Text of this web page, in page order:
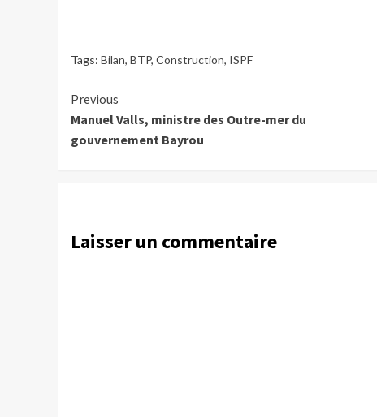
Tags: Bilan, BTP, Construction, ISPF
Continue
Reading
Previous
Manuel Valls, ministre des Outre-mer du
gouvernement Bayrou
Laisser un commentaire